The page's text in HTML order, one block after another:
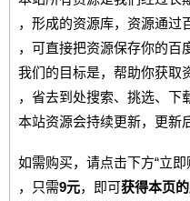
，形成的资源库，资源通过
，可直接把资源保存你的百
我们的目标是，帮助你获取
，省去到处搜索、挑选、下
本站资源会持续更新，更新
如需购买，请点击下方“立
，只需9元，即可获得本页